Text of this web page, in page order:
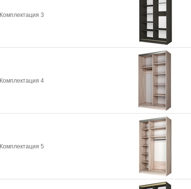
Комплектация 3
Комплектация 4
Комплектация 5